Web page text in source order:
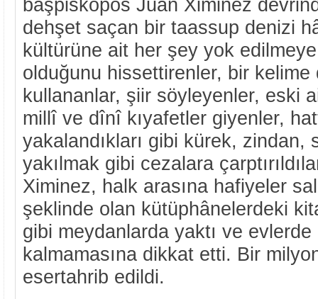
başpiskopos Juan Ximinez
dehşet saçan bir taassup denizi
kültürüne ait her şey yok edilmeye
olduğunu hissettirenler, bir kelime
kullananlar, şiir söyleyenler, eski
millî ve dînî kıyafetler giyenler,
yakalandıkları gibi kürek, zindan,
yakılmak gibi cezalara
Ximinez, halk arasına hafiyeler
şeklinde olan kütüphânelerdeki
gibi meydanlarda yaktı ve
kalmamasına dikkat etti. Bir
esertahrib edildi.